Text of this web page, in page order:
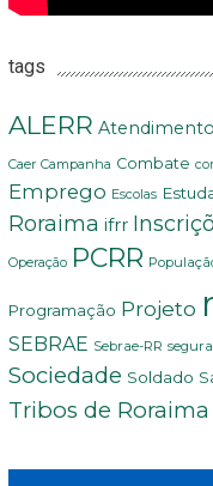
tags
ALERR Atendimento
Caer Campanha Combate
Emprego Escolas
Roraima ifrr
Operação PCRR
Programação Projeto
SEBRAE Sebrae-RR
Sociedade Soldado
Tribos de Roraima